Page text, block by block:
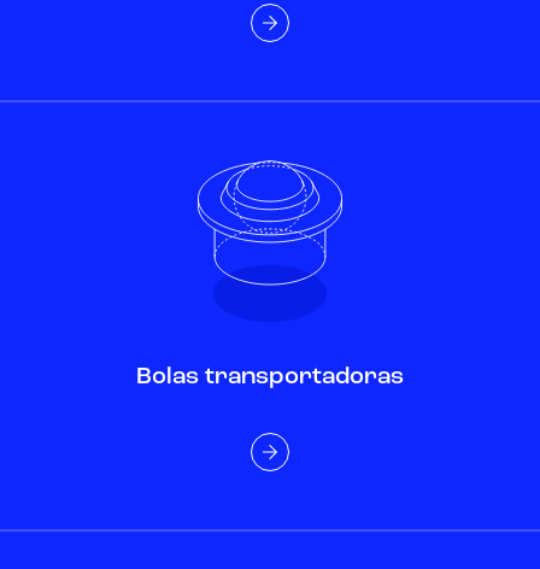
Bolas transportadoras